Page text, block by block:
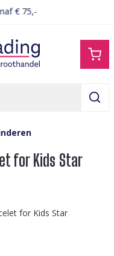
€ 75,-
for Kids Star